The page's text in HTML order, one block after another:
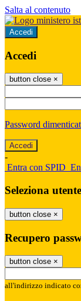
Salta al contenuto
Accedi
Accedi
button close ×
Password
-
Entra con SPID
Seleziona utente
button close ×
Recupero
button close ×
all'indirizzo indicato